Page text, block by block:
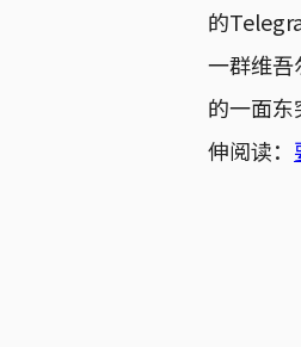
的
一群维吾
的一面
伸阅读：